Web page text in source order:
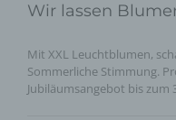
Wir lassen
Mit XXL Leuchtblumen,
Sommerliche Stimmung.
Jubiläumsangebot bis zum